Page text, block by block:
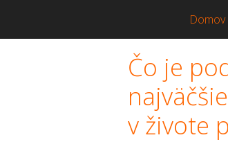
Domov
Čo je
v živote